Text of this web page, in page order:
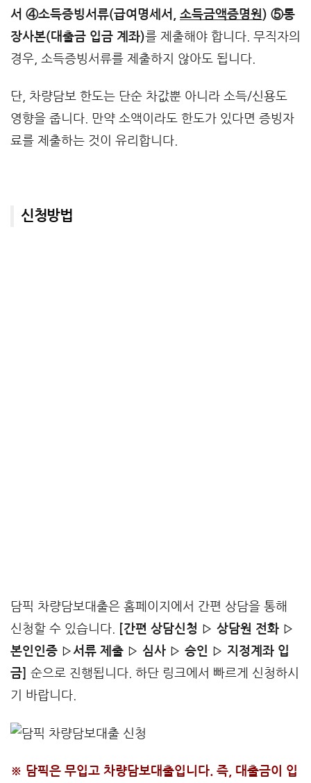
서 ④소득증빙서류(급여명세서, 소득금액증명원) ⑤통
장사본(대출금 입금 계좌)를 제출해야 합니다. 무직자의
경우, 소득증빙서류를 제출하지 않아도 됩니다.
단, 차량담보 한도는 단순 차값뿐 아니라 소득/신용도
영향을 줍니다. 만약 소액이라도 한도가 있다면 증빙자
료를 제출하는 것이 유리합니다.
신청방법
담픽 차량담보대출은 홈페이지에서 간편 상담을 통해
신청할 수 있습니다.
[간편 상담신청 ▷ 상담원 전화 ▷
본인인증 ▷서류 제출 ▷ 심사 ▷ 승인 ▷ 지정계좌 입
금]
순으로 진행됩니다. 하단 링크에서 빠르게 신청하시
기 바랍니다.
※ 담픽은 무입고 차량담보대출입니다. 즉, 대출금이 입